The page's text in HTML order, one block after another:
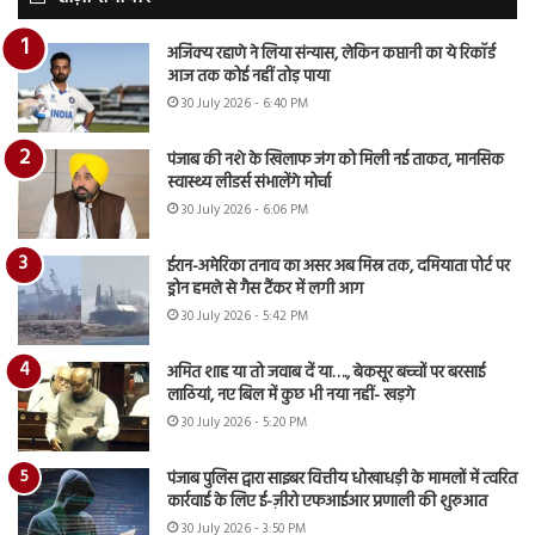
अजिंक्य रहाणे ने लिया संन्यास, लेकिन कप्तानी का ये रिकॉर्ड
आज तक कोई नहीं तोड़ पाया
30 July 2026 - 6:40 PM
पंजाब की नशे के खिलाफ जंग को मिली नई ताकत, मानसिक
स्वास्थ्य लीडर्स संभालेंगे मोर्चा
30 July 2026 - 6:06 PM
ईरान-अमेरिका तनाव का असर अब मिस्र तक, दमियाता पोर्ट पर
ड्रोन हमले से गैस टैंकर में लगी आग
30 July 2026 - 5:42 PM
अमित शाह या तो जवाब दें या…., बेकसूर बच्चों पर बरसाई
लाठियां, नए बिल में कुछ भी नया नहीं- खड़गे
30 July 2026 - 5:20 PM
पंजाब पुलिस द्वारा साइबर वित्तीय धोखाधड़ी के मामलों में त्वरित
कार्रवाई के लिए ई-ज़ीरो एफआईआर प्रणाली की शुरुआत
30 July 2026 - 3:50 PM